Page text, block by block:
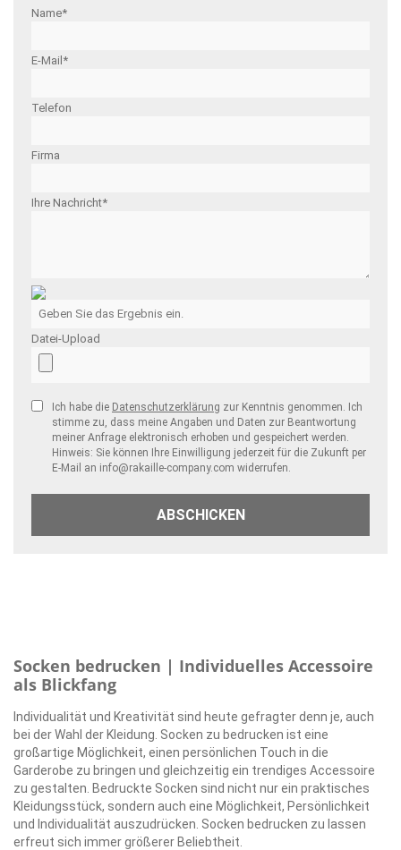
Name*
E-Mail*
Telefon
Firma
Ihre Nachricht*
Datei-Upload
Ich habe die Datenschutzerklärung zur Kenntnis genommen. Ich
stimme zu, dass meine Angaben und Daten zur Beantwortung
meiner Anfrage elektronisch erhoben und gespeichert werden.
Hinweis: Sie können Ihre Einwilligung jederzeit für die Zukunft per
E-Mail an info
_at_
rakaille-company.com widerrufen.
ABSCHICKEN
Socken bedrucken | Individuelles Accessoire
als Blickfang
Individualität und Kreativität sind heute gefragter denn je, auch
bei der Wahl der Kleidung. Socken zu bedrucken ist eine
großartige Möglichkeit, einen persönlichen Touch in die
Garderobe zu bringen und gleichzeitig ein trendiges Accessoire
zu gestalten. Bedruckte Socken sind nicht nur ein praktisches
Kleidungsstück, sondern auch eine Möglichkeit, Persönlichkeit
und Individualität auszudrücken. Socken bedrucken zu lassen
erfreut sich immer größerer Beliebtheit.